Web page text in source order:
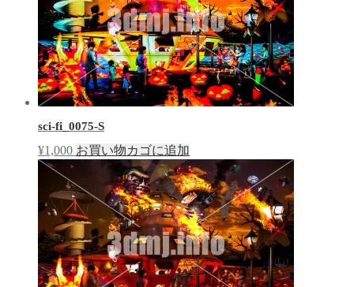
sci-fi_0075-S
¥1,000 お買い物カゴに追加